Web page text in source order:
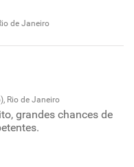
de Janeiro
Rio de Janeiro
grandes chances de